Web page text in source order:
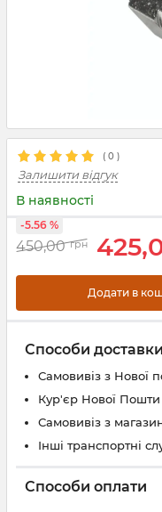
( 0 )
Залишити відгук
В наявності
450,00 грн
-5.56 %
Додати в
Способи доставки
Самовивіз з Нової
Кур'єр Нової Пошти
Самовивіз з
Інші транспортні
Способи оплати